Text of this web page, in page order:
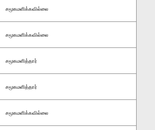
சமூகமளிக்கவில்லை
சமூகமளிக்கவில்லை
சமூகமளித்தார்
சமூகமளித்தார்
சமூகமளிக்கவில்லை